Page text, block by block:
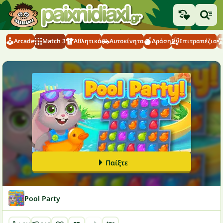
Arcade Match 3 Αθλητικά Αυτοκίνητα Δράση Επιτραπέζια
Παίξτε
Pool Party